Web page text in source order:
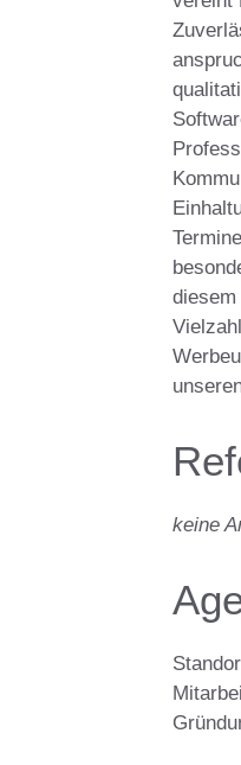
diesem
keine